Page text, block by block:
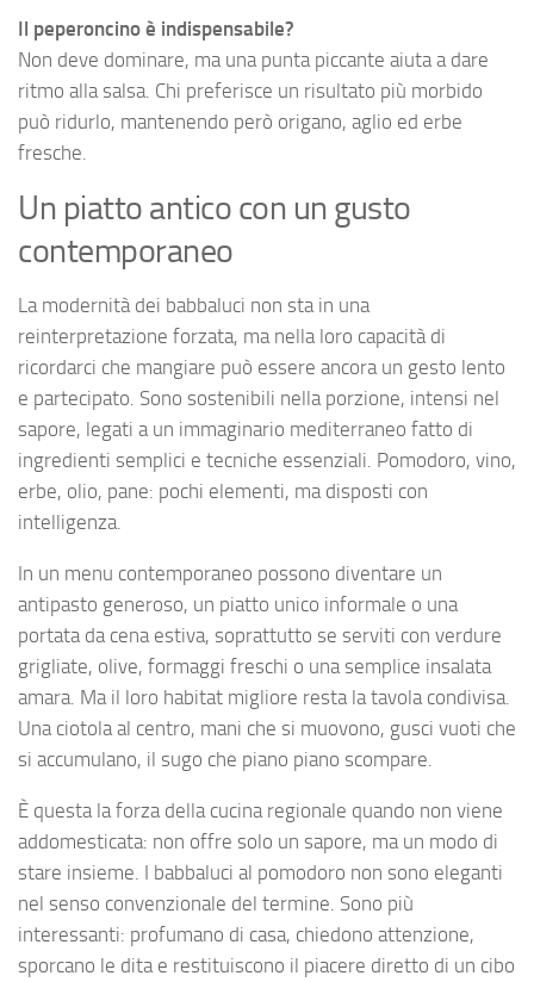
Il peperoncino è indispensabile?
Non deve dominare, ma una punta piccante aiuta a dare
ritmo alla salsa. Chi preferisce un risultato più morbido
può ridurlo, mantenendo però origano, aglio ed erbe
fresche.
Un piatto antico con un gusto
contemporaneo
La modernità dei babbaluci non sta in una
reinterpretazione forzata, ma nella loro capacità di
ricordarci che mangiare può essere ancora un gesto lento
e partecipato. Sono sostenibili nella porzione, intensi nel
sapore, legati a un immaginario mediterraneo fatto di
ingredienti semplici e tecniche essenziali. Pomodoro, vino,
erbe, olio, pane: pochi elementi, ma disposti con
intelligenza.
In un menu contemporaneo possono diventare un
antipasto generoso, un piatto unico informale o una
portata da cena estiva, soprattutto se serviti con verdure
grigliate, olive, formaggi freschi o una semplice insalata
amara. Ma il loro habitat migliore resta la tavola condivisa.
Una ciotola al centro, mani che si muovono, gusci vuoti che
si accumulano, il sugo che piano piano scompare.
È questa la forza della cucina regionale quando non viene
addomesticata: non offre solo un sapore, ma un modo di
stare insieme. I babbaluci al pomodoro non sono eleganti
nel senso convenzionale del termine. Sono più
interessanti: profumano di casa, chiedono attenzione,
sporcano le dita e restituiscono il piacere diretto di un cibo